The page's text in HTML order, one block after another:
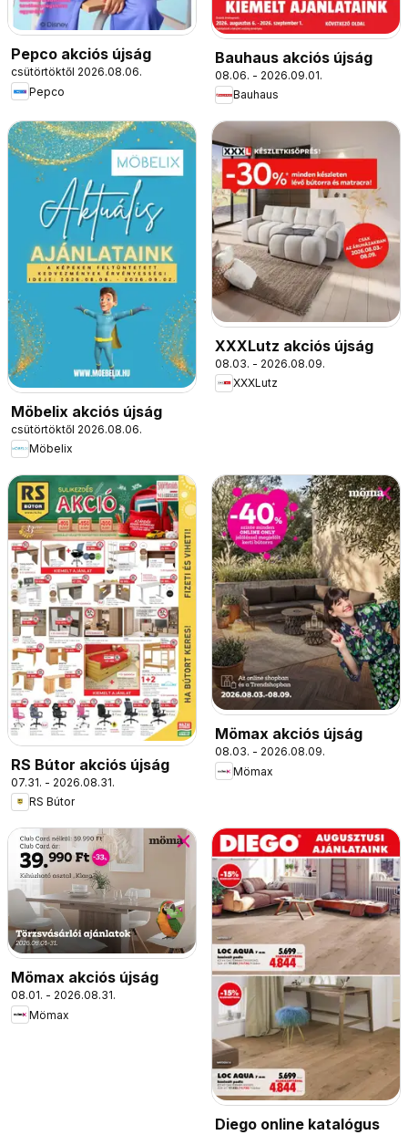
Pepco akciós újság
csütörtöktől 2026.08.06.
Pepco
Bauhaus akciós újság
08.06. - 2026.09.01.
Bauhaus
Möbelix akciós újság
csütörtöktől 2026.08.06.
Möbelix
XXXLutz akciós újság
08.03. - 2026.08.09.
XXXLutz
RS Bútor akciós újság
07.31. - 2026.08.31.
RS Bútor
Mömax akciós újság
08.03. - 2026.08.09.
Mömax
Mömax akciós újság
08.01. - 2026.08.31.
Mömax
Diego online katalógus